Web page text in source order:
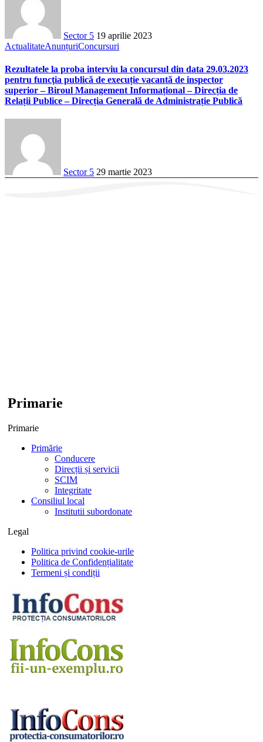
Sector 5 19 aprilie 2023
ActualitateAnunțuriConcursuri
Rezultatele la proba interviu la concursul din data 29.03.2023
pentru funcţia publică de execuție vacantă de inspector
superior – Biroul Management Informațional – Direcția de
Relații Publice – Direcția Generală de Administrație Publică
Sector 5 29 martie 2023
Primarie
Primarie
Primărie
Conducere
Direcții și servicii
SCIM
Integritate
Consiliul local
Institutii subordonate
Legal
Politica privind cookie-urile
Politica de Confidențialitate
Termeni și condiții